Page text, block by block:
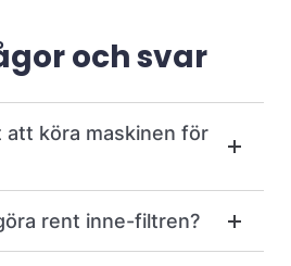
och svar
köra maskinen för
rent inne-filtren?